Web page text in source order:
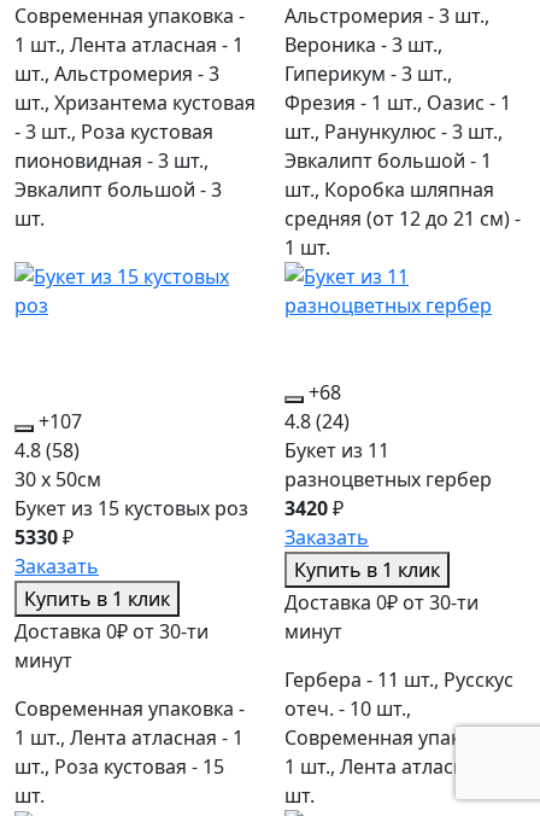
Современная упаковка -
1 шт., Лента атласная - 1
шт., Альстромерия - 3
шт., Хризантема кустовая
- 3 шт., Роза кустовая
пионовидная - 3 шт.,
Эвкалипт большой - 3
шт.
Альстромерия - 3 шт.,
Вероника - 3 шт.,
Гиперикум - 3 шт.,
Фрезия - 1 шт., Оазис - 1
шт., Ранункулюс - 3 шт.,
Эвкалипт большой - 1
шт., Коробка шляпная
средняя (от 12 до 21 см) -
1 шт.
+107
4.8(58)
30 x 50см
Букет из 15 кустовых роз
5330₽
Заказать
Купить в 1 клик
Доставка 0₽ от 30-ти
минут
Современная упаковка -
1 шт., Лента атласная - 1
шт., Роза кустовая - 15
шт.
+68
4.8(24)
Букет из 11
разноцветных гербер
3420₽
Заказать
Купить в 1 клик
Доставка 0₽ от 30-ти
минут
Гербера - 11 шт., Русскус
отеч. - 10 шт.,
Современная упаковка -
1 шт., Лента атласная - 1
шт.